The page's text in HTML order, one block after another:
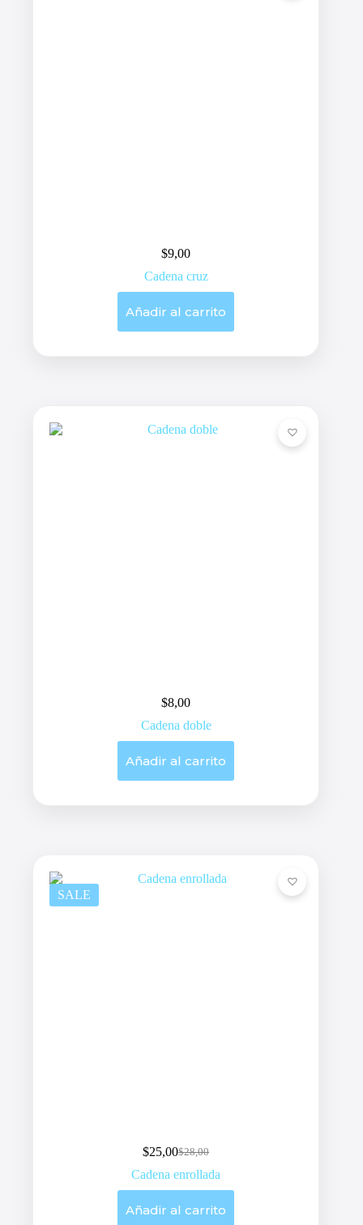
$9,00
Cadena cruz
Añadir al carrito
$8,00
Cadena doble
Añadir al carrito
SALE
$28,00
Original
price
was:
$25,00Current
price
is:
Cadena enrollada
Añadir al carrito